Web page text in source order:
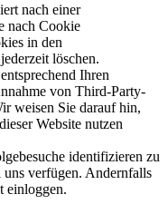
nach einer
nach Cookie
in den
löschen.
Ihren
von Third-Party-
weisen Sie darauf hin,
Website nutzen
identifizieren zu
verfügen. Andernfalls
einloggen.